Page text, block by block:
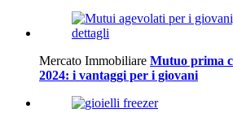
Mercato Immobiliare Mutuo prima
2024: i vantaggi per i giovani